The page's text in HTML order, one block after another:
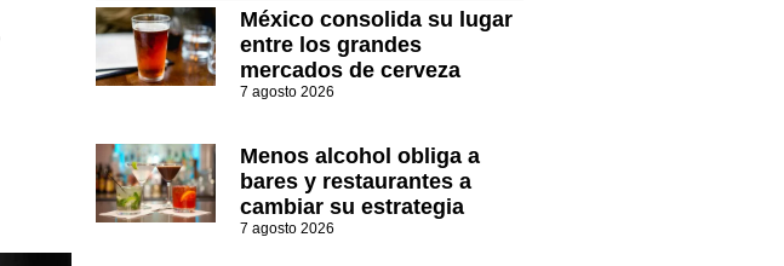
México consolida su lugar
entre los grandes
mercados de cerveza
7 agosto 2026
Menos alcohol obliga a
bares y restaurantes a
cambiar su estrategia
7 agosto 2026